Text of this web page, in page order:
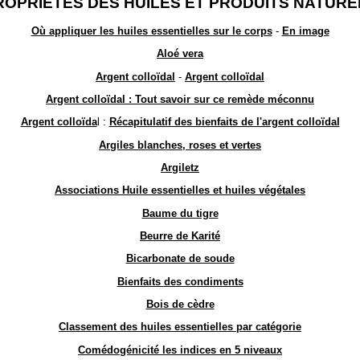
Où appliquer les huiles essentielles sur le corps- En image
Aloé vera
Argent colloïdal - Argent colloïdal
Argent colloïdal : Tout savoir sur ce remède méconnu
Argent colloïdal : Récapitulatif des bienfaits de l'argent colloïdal
Argiles blanches, roses et vertes
Argiletz
Associations Huile essentielles et huiles végétales
Baume du tigre
Beurre de Karité
Bicarbonate de soude
Bienfaits des condiments
Bois de cèdre
Classement des huiles essentielles par catégorie
Comédogénicité les indices en 5 niveaux